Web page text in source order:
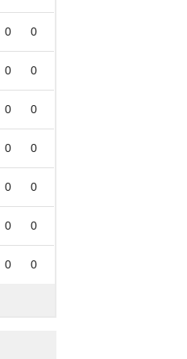
0 0
0 0
0 0
0 0
0 0
0 0
0 0